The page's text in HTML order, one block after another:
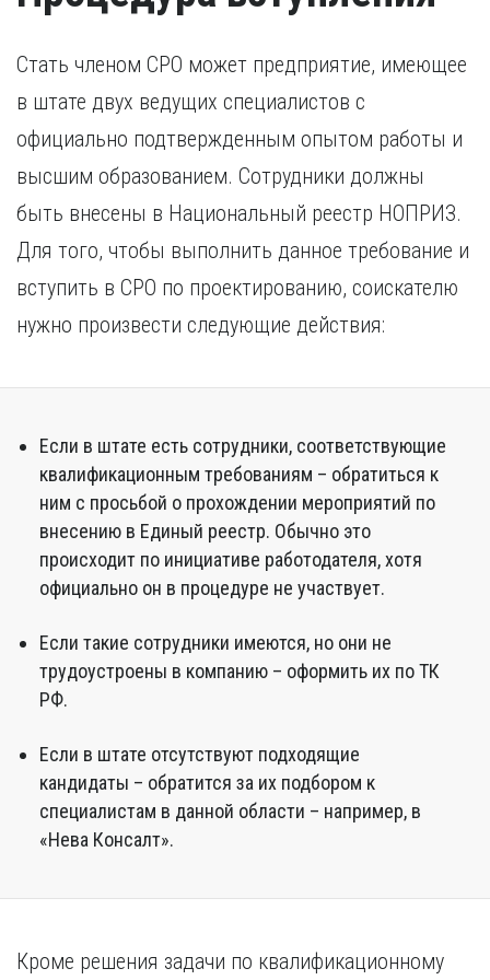
России, требуется копия свидетельства о признании
Стать членом СРО может предприятие, имеющее
в штате двух ведущих специалистов с
официально подтвержденным опытом работы и
высшим образованием. Сотрудники должны
быть внесены в Национальный реестр НОПРИЗ.
Для того, чтобы выполнить данное требование и
вступить в СРО по проектированию, соискателю
нужно произвести следующие действия:
Если в штате есть сотрудники, соответствующие
квалификационным требованиям – обратиться к
ним с просьбой о прохождении мероприятий по
внесению в Единый реестр. Обычно это
происходит по инициативе работодателя, хотя
официально он в процедуре не участвует.
Если такие сотрудники имеются, но они не
трудоустроены в компанию – оформить их по ТК
РФ.
Если в штате отсутствуют подходящие
кандидаты – обратится за их подбором к
специалистам в данной области – например, в
«Нева Консалт».
Кроме решения задачи по квалификационному